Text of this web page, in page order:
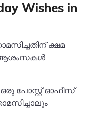
Wishes in
ക്ഷമ
ആശംസകൾ
പോസ്റ്റ് ഓഫീസ്